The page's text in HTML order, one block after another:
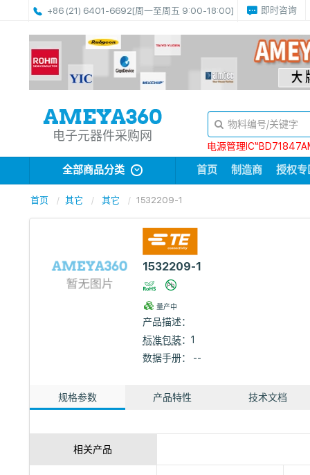
+86 (21) 6401-6692[周一至周五 9:00-18:00] 即时咨询
电子元器件采购网
电源管理
全部商品分类 首页 制造商 授权专
首页 其它 其它 1532209-1
1532209-1
量产中
产品描述：
标准包装：1
数据手册： --
规格参数 产品特性 技术文档
相关产品